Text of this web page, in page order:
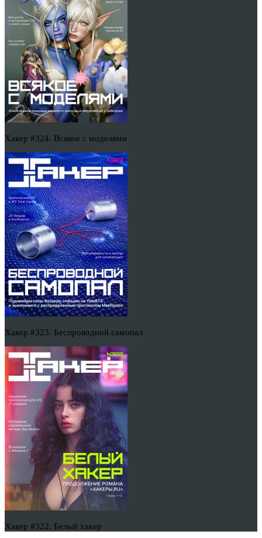
Хакер #324. Всякое с моделями
Хакер #323. Беспроводной самопал
Хакер #322. Белый хакер